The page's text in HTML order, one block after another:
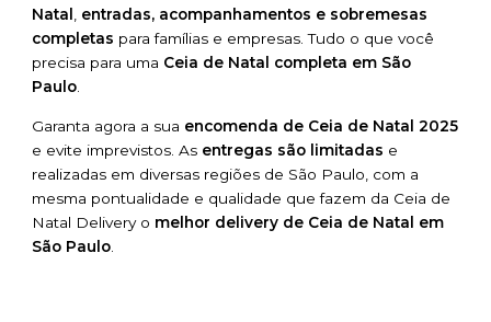
Natal
entradas, acompanhamentos e sobremesas
completas para famílias e empresas. Tudo o que você
precisa para uma Ceia de Natal completa em São
Paulo
Garanta agora a sua encomenda de Ceia de Natal 2025
e evite imprevistos. As entregas são limitadas e
realizadas em diversas regiões de São Paulo, com a
mesma pontualidade e qualidade que fazem da Ceia de
Natal Delivery o melhor delivery de Ceia de Natal em
São Paulo